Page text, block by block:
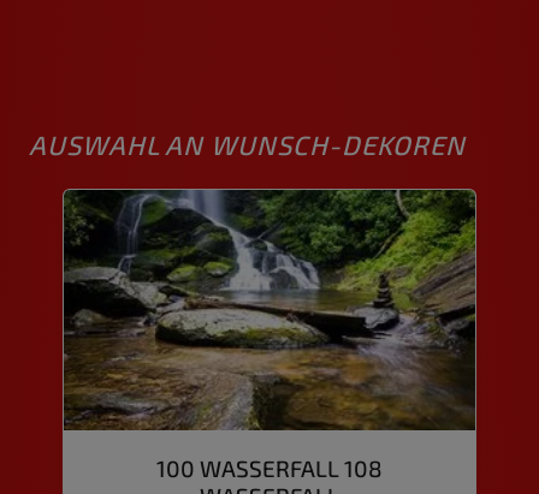
AUSWAHL AN WUNSCH-DEKOREN
100 WASSERFALL 108